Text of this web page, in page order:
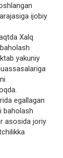
ijobiy
Xalq
yakuniy
egallagan
baholash
asosida joriy